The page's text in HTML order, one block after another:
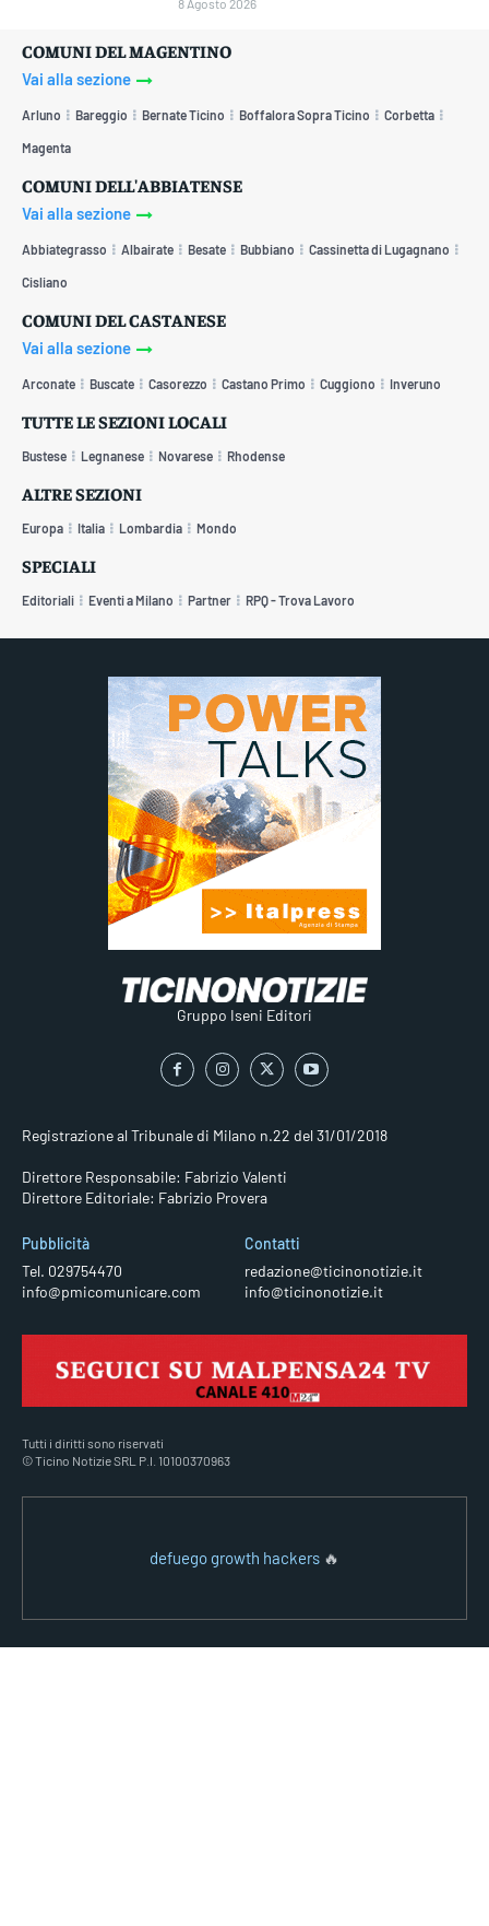
8 Agosto 2026
COMUNI DEL MAGENTINO
Vai alla sezione
Arluno Bareggio Bernate Ticino Boffalora Sopra Ticino Corbetta
Magenta
COMUNI DELL'ABBIATENSE
Vai alla sezione
Abbiategrasso Albairate Besate Bubbiano Cassinetta di Lugagnano
Cisliano
COMUNI DEL CASTANESE
Vai alla sezione
Arconate Buscate Casorezzo Castano Primo Cuggiono Inveruno
TUTTE LE SEZIONI LOCALI
Bustese Legnanese Novarese Rhodense
ALTRE SEZIONI
Europa Italia Lombardia Mondo
SPECIALI
Editoriali Eventi a Milano Partner RPQ - Trova Lavoro
Gruppo Iseni Editori
Registrazione al Tribunale di Milano n.22 del 31/01/2018
Direttore Responsabile: Fabrizio Valenti
Direttore Editoriale: Fabrizio Provera
Pubblicità
Tel. 029754470
info@pmicomunicare.com
Contatti
redazione@ticinonotizie.it
info@ticinonotizie.it
Tutti i diritti sono riservati
© Ticino Notizie SRL P.I. 10100370963
defuego growth hackers 🔥